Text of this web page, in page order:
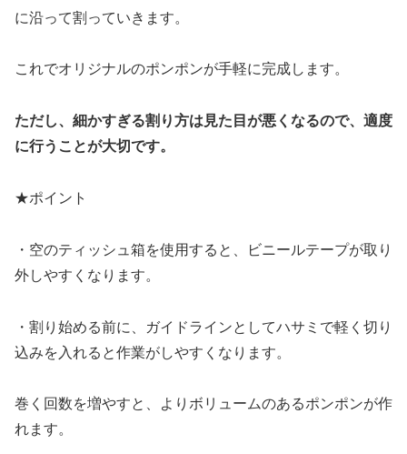
に沿って割っていきます。
これでオリジナルのポンポンが手軽に完成します。
ただし、細かすぎる割り方は見た目が悪くなるので、適度
に行うことが大切です。
★ポイント
・空のティッシュ箱を使用すると、ビニールテープが取り
外しやすくなります。
・割り始める前に、ガイドラインとしてハサミで軽く切り
込みを入れると作業がしやすくなります。
巻く回数を増やすと、よりボリュームのあるポンポンが作
れます。